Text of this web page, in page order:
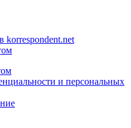
korrespondent.net
и персональных